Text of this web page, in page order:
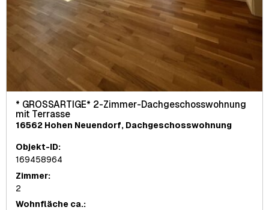
* GROSSARTIGE* 2-Zimmer-Dachgeschosswohnung
mit Terrasse
16562 Hohen Neuendorf, Dachgeschosswohnung
Objekt-ID:
169458964
Zimmer:
2
Wohnfläche ca.: